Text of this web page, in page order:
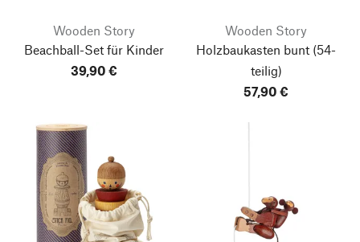
Wooden Story
Beachball-Set für Kinder
39,90 €
Wooden Story
Holzbaukasten bunt (54-
teilig)
57,90 €